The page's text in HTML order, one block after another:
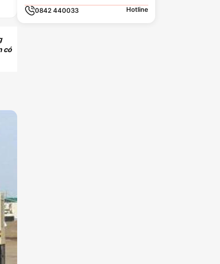
có
0842 440033 Hotline